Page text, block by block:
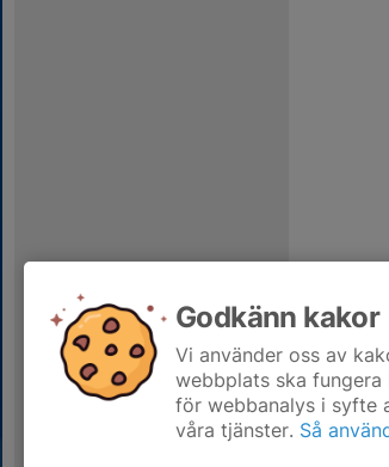
Godkänn kakor
Vi använder oss av
webbplats ska
för webbanalys i syfte
våra tjänster. Så